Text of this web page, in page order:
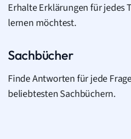
Erhalte Erklärungen für jedes
lernen möchtest.
Sachbücher
Finde Antworten für jede
beliebtesten Sachbüchern.